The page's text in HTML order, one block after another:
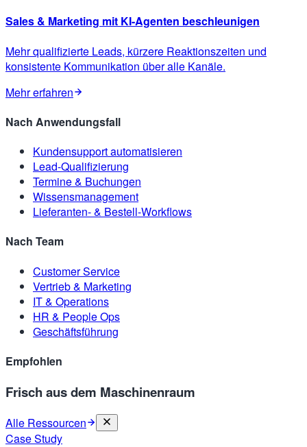
Sales & Marketing mit KI-Agenten beschleunigen
Mehr qualifizierte Leads, kürzere Reaktionszeiten und
konsistente Kommunikation über alle Kanäle.
Mehr erfahren
Nach Anwendungsfall
Kundensupport automatisieren
Lead-Qualifizierung
Termine & Buchungen
Wissensmanagement
Lieferanten- & Bestell-Workflows
Nach Team
Customer Service
Vertrieb & Marketing
IT & Operations
HR & People Ops
Geschäftsführung
Empfohlen
Frisch aus dem Maschinenraum
Alle Ressourcen
Case Study